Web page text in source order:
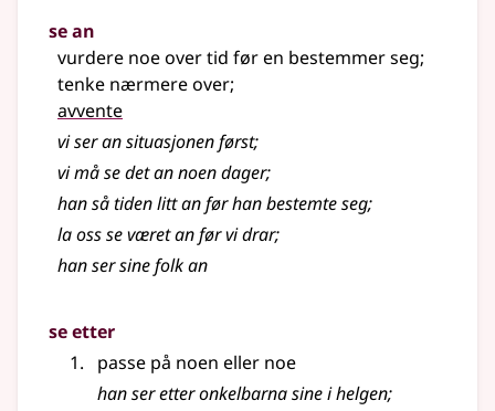
se an
vurdere noe over tid før en bestemmer seg;
tenke nærmere over;
avvente
vi ser an situasjonen først;
vi må se det an noen dager;
han så tiden litt an før han bestemte seg;
la oss se været an før vi drar;
han ser sine folk an
se etter
passe på noen eller noe
han ser etter onkelbarna sine i helgen;